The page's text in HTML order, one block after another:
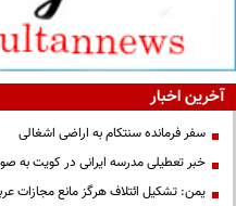
آخرین اخبار
سفر فرمانده سنتکام به اراضی اشغالی
خبر تعطیلی مدرسه ایرانی در کویت به
یمن: تشکیل ائتلاف هرگز مانع مجازات